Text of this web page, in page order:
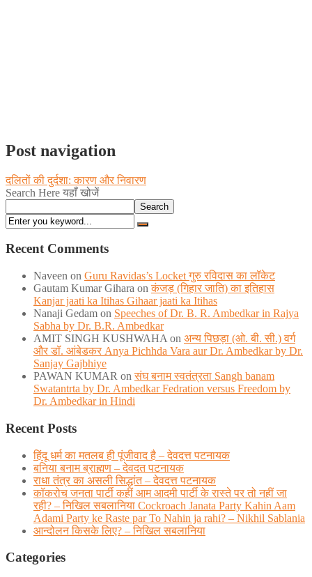
Post navigation
दलितों की दुर्दशा: कारण और निवारण
Search Here यहाँ खोजें
Search
Recent Comments
Naveen on Guru Ravidas’s Locket गुरु रविदास का लॉकेट
Gautam Kumar Gihara onकंजड़ (गिहार जाति) का इतिहास
Kanjar jaati ka Itihas Gihaar jaati ka Itihas
Nanaji Gedam on Speeches of Dr. B. R. Ambedkar in Rajya
Sabha by Dr. B.R. Ambedkar
AMIT SINGH KUSHWAHA on अन्य पिछड़ा (ओ. बी. सी.) वर्ग
और डॉ. आंबेडकर Anya Pichhda Vara aur Dr. Ambedkar by Dr.
Sanjay Gajbhiye
PAWAN KUMAR onसंघ बनाम स्वतंत्रता Sangh banam
Swatantrta by Dr. Ambedkar Fedration versus Freedom by
Dr. Ambedkar in Hindi
Recent Posts
हिंदू धर्म का मतलब ही पूंजीवाद है – देवदत्त पटनायक
बनिया बनाम ब्राह्मण – देवदत पटनायक
राधा तंत्र का असली सिद्धांत – देवदत्त पटनायक
कॉकरोच जनता पार्टी कहीं आम आदमी पार्टी के रास्ते पर तो नहीं जा
रही? – निखिल सबलानिया Cockroach Janata Party Kahin Aam
Adami Party ke Raste par To Nahin ja rahi? – Nikhil Sablania
आन्दोलन किसके लिए? – निखिल सबलानिया
Categories